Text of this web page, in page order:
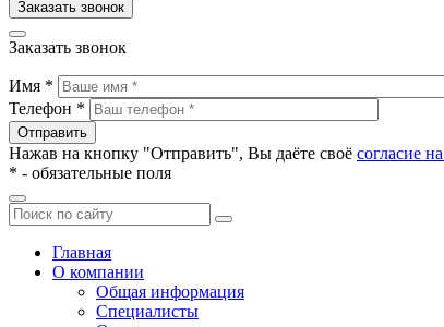
Заказать звонок
Заказать звонок
Имя *
Телефон *
Нажав на кнопку "Отправить", Вы даёте своё согласие
* - обязательные поля
Главная
О компании
Общая информация
Специалисты